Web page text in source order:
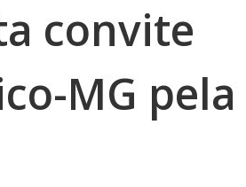
convite
MG pela